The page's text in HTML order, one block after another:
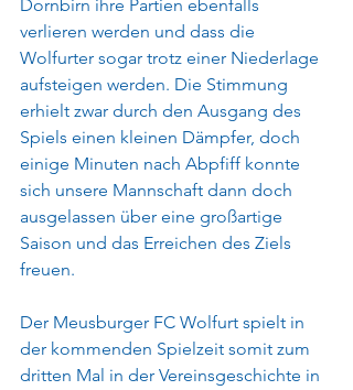
Dornbirn ihre Partien ebenfalls
verlieren werden und dass die
Wolfurter sogar trotz einer Niederlage
aufsteigen werden. Die Stimmung
erhielt zwar durch den Ausgang des
Spiels einen kleinen Dämpfer, doch
einige Minuten nach Abpfiff konnte
sich unsere Mannschaft dann doch
ausgelassen über eine großartige
Saison und das Erreichen des Ziels
freuen.
Der Meusburger FC Wolfurt spielt in
der kommenden Spielzeit somit zum
dritten Mal in der Vereinsgeschichte in